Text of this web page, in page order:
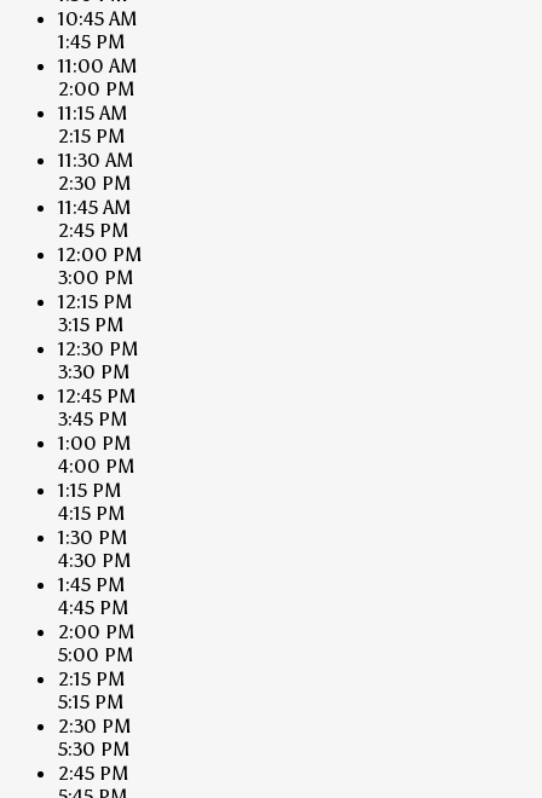
10:45 AM
1:45 PM
11:00 AM
2:00 PM
11:15 AM
2:15 PM
11:30 AM
2:30 PM
11:45 AM
2:45 PM
12:00 PM
3:00 PM
12:15 PM
3:15 PM
12:30 PM
3:30 PM
12:45 PM
3:45 PM
1:00 PM
4:00 PM
1:15 PM
4:15 PM
1:30 PM
4:30 PM
1:45 PM
4:45 PM
2:00 PM
5:00 PM
2:15 PM
5:15 PM
2:30 PM
5:30 PM
2:45 PM